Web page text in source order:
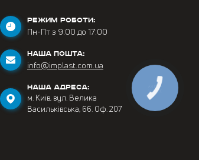
РЕЖИМ РОБОТИ:
Пн-Пт з 9:00 до 17:00
НАША ПОШТА:
info@implast.com.ua
НАША АДРЕСА:
м. Київ, вул. Велика
Васильківська, 66. Оф. 207